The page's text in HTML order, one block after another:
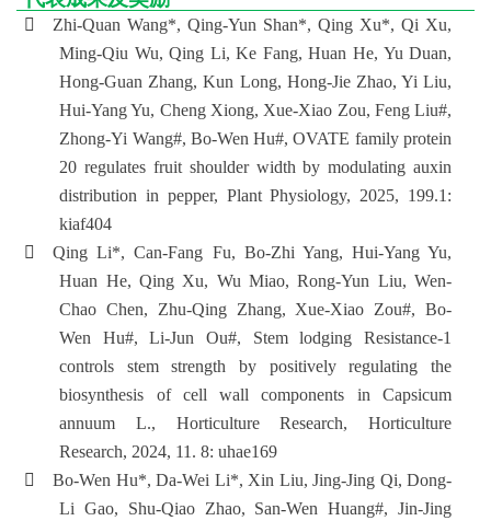
学
我

Zhi-Quan Wang*, Qing-Yun Shan*, Qing Xu*, Qi Xu,
Ming-Qiu Wu, Qing Li, Ke Fang, Huan He, Yu Duan,
Hong-Guan Zhang, Kun Long, Hong-Jie Zhao, Yi Liu,
Hui-Yang Yu, Cheng Xiong, Xue-Xiao Zou, Feng Liu#,
Zhong-Yi Wang#, Bo-Wen Hu#, OVATE family protein
20 regulates fruit shoulder width by modulating auxin
distribution in pepper, Plant Physiology, 2025, 199.1:
kiaf404

Qing Li*, Can-Fang Fu, Bo-Zhi Yang, Hui-Yang Yu,
Huan He, Qing Xu, Wu Miao, Rong-Yun Liu, Wen-
Chao Chen, Zhu-Qing Zhang, Xue-Xiao Zou#, Bo-
Wen Hu#, Li-Jun Ou#, Stem lodging Resistance-1
controls stem strength by positively regulating the
biosynthesis of cell wall components in Capsicum
annuum L., Horticulture Research, Horticulture
Research, 2024, 11. 8: uhae169

Bo-Wen Hu*, Da-Wei Li*, Xin Liu, Jing-Jing Qi, Dong-
Li Gao, Shu-Qiao Zhao, San-Wen Huang#, Jin-Jing